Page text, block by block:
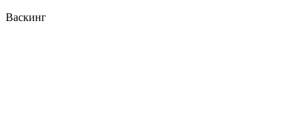
Васкинг